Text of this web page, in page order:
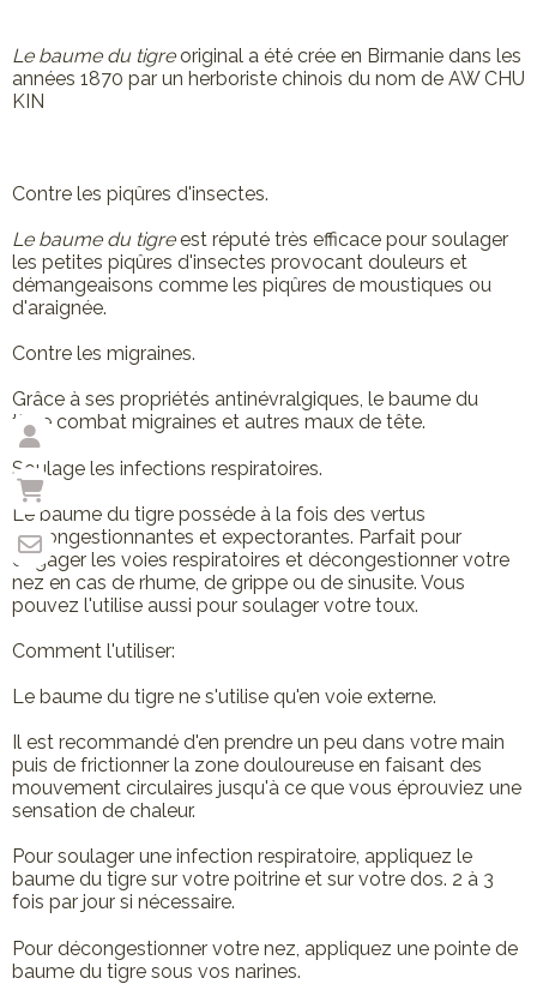
Le baume du tigreoriginal a été crée en Birmanie dans les
années 1870 par un herboriste chinois du nom de AW CHU
KIN
Contre les piqûres d'insectes.
Le baume du tigreest réputé très efficace pour soulager
les petites piqûres d'insectes provocant douleurs et
démangeaisons comme les piqûres de moustiques ou
d'araignée.
Contre les migraines.
Grâce à ses propriétés antinévralgiques, le baume du
tigre combat migraines et autres maux de tête.
Soulage les infections respiratoires.
Le baume du tigre posséde à la fois des vertus
décongestionnantes et expectorantes. Parfait pour
dégager les voies respiratoires et décongestionner votre
nez en cas de rhume, de grippe ou de sinusite. Vous
pouvez l'utilise aussi pour soulager votre toux.
Comment l'utiliser:
Le baume du tigre ne s'utilise qu'en voie externe.
Il est recommandé d'en prendre un peu dans votre main
puis de frictionner la zone douloureuse en faisant des
mouvement circulaires jusqu'à ce que vous éprouviez une
sensation de chaleur.
Pour soulager une infection respiratoire, appliquez le
baume du tigre sur votre poitrine et sur votre dos. 2 à 3
fois par jour si nécessaire.
Pour décongestionner votre nez, appliquez une pointe de
baume du tigre sous vos narines.